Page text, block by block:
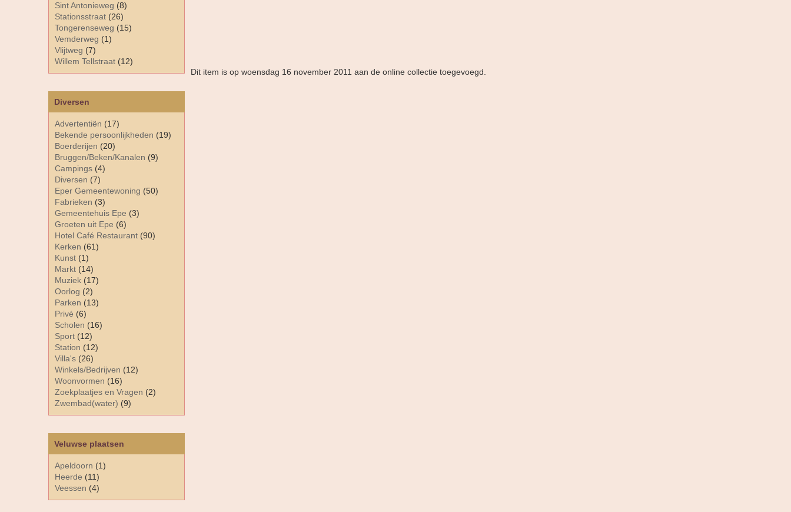
Diversen
Advertentiën (17)
Bekende persoonlijkheden (19)
Boerderijen (20)
Bruggen/Beken/Kanalen (9)
Campings (4)
Diversen (7)
Eper Gemeentewoning (50)
Fabrieken (3)
Gemeentehuis Epe (3)
Groeten uit Epe (6)
Hotel Café Restaurant (90)
Kerken (61)
Kunst (1)
Markt (14)
Muziek (17)
Oorlog (2)
Parken (13)
Privé (6)
Scholen (16)
Sport (12)
Station (12)
Villa's (26)
Winkels/Bedrijven (12)
Woonvormen (16)
Zoekplaatjes en Vragen (2)
Zwembad(water) (9)
Sint Antonieweg (8)
Stationsstraat (26)
Tongerenseweg (15)
Vemderweg (1)
Vlijtweg (7)
Willem Tellstraat (12)
Veluwse plaatsen
Apeldoorn (1)
Heerde (11)
Veessen (4)
Dit item is op woensdag 16 november 2011 aan de online collectie toegevoegd.